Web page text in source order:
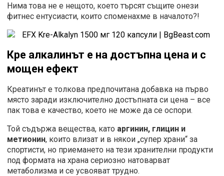
Нима това не е нещото, което търсят същите онези
фитнес ентусиасти, които споменахме в началото?!
Кре алкалинът е на достъпна цена и с
мощен ефект
Креатинът е толкова предпочитана добавка на първо
място заради изключително достъпната си цена – все
пак това е качество, което не може да се оспори.
Той съдържа вещества, като аргинин, глицин и
метионин, които влизат и в някои „супер храни“ за
спортисти, но приемането на тези хранителни продукти
под формата на храна сериозно натоварват
метаболизма и се усвояват трудно.